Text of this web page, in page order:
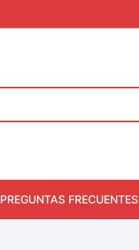
PREGUNTAS FRECUENTES